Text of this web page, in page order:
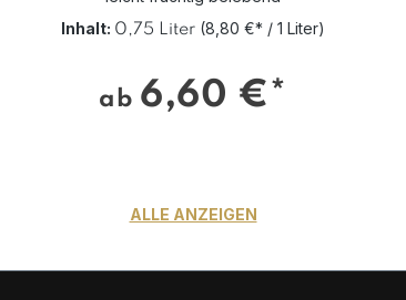
Inhalt: 0,75 Liter (8,80 €* / 1 Liter)
ab 6,60 €*
ALLE ANZEIGEN